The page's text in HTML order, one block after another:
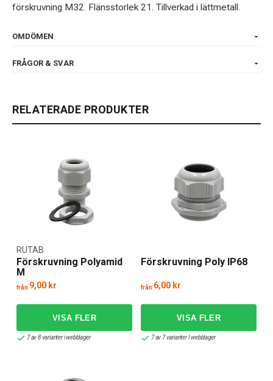
förskruvning M32. Flänsstorlek 21. Tillverkad i lättmetall.
OMDÖMEN
FRÅGOR & SVAR
RELATERADE PRODUKTER
Förskruvning Polyamid
M
RUTAB
från 9,00 kr
7 av 8 varianter i webblager
Förskruvning Poly IP68
från 6,00 kr
7 av 7 varianter I webblager